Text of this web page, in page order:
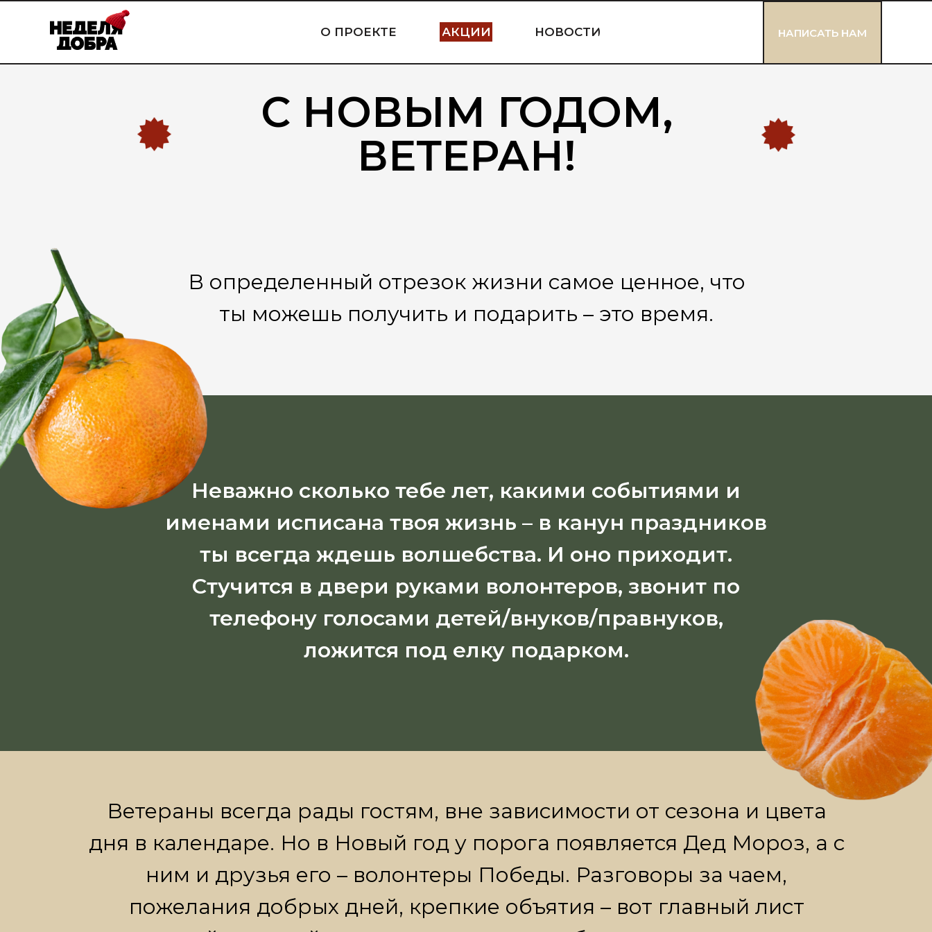
НАПИСАТЬ НАМ
О ПРОЕКТЕ АКЦИИ НОВОСТИ
С НОВЫМ ГОДОМ,
ВЕТЕРАН!
В определенный отрезок жизни самое ценное, что
ты можешь получить и подарить – это время.
Неважно сколько тебе лет, какими событиями и
именами исписана твоя жизнь – в канун праздников
ты всегда ждешь волшебства. И оно приходит.
Стучится в двери руками волонтеров, звонит по
телефону голосами детей/внуков/правнуков,
ложится под елку подарком.
Ветераны всегда рады гостям, вне зависимости от сезона и цвета
дня в календаре. Но в Новый год у порога появляется Дед Мороз, а с
ним и друзья его – волонтеры Победы. Разговоры за чаем,
пожелания добрых дней, крепкие объятия – вот главный лист